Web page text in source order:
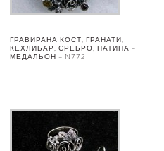
ГРАВИРАНА КОСТ, ГРАНАТИ,
КЕХЛИБАР, СРЕБРО, ПАТИНА –
МЕДАЛЬОН – N772